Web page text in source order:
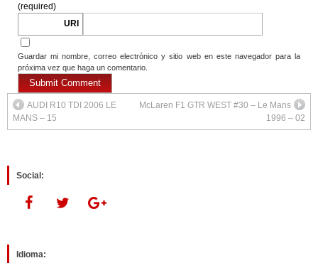
(required)
URI
Guardar mi nombre, correo electrónico y sitio web en este navegador para la
próxima vez que haga un comentario.
AUDI R10 TDI 2006 LE
MANS – 15
McLaren F1 GTR WEST #30 – Le Mans
1996 – 02
Social:
Idioma: